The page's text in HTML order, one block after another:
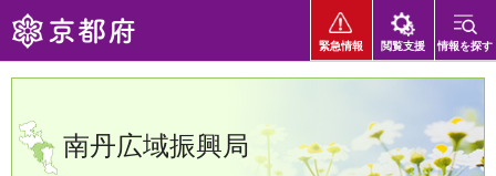
京都府
緊急情報 閲覧支援 情報を探す
南丹広域振興局